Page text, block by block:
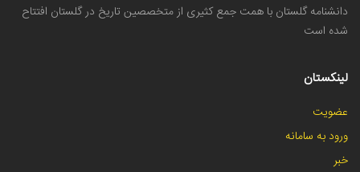
دانشنامه گلستان با همت جمع کثیری از متخصصین تاریخ در گلستان افتتاح
شده است
لینکستان
عضویت
ورود به سامانه
خبر